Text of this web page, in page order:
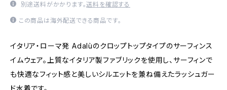
別途送料がかかります。送料を確認する
この商品は海外配送できる商品です。
イタリア・ローマ発 Adalùのクロップトップタイプのサーフィンス
イムウェア。上質なイタリア製ファブリックを使用し、サーフィンで
も快適なフィット感と美しいシルエットを兼ね備えたラッシュガー
ド水着です。